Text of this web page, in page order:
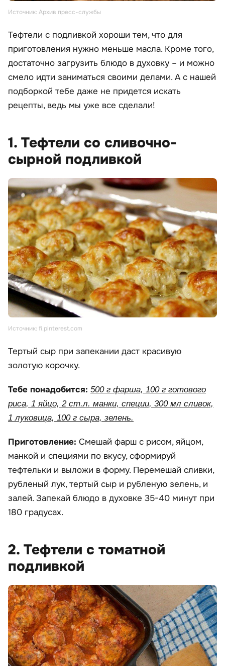
Источник: Архив пресс-службы
Тефтели с подливкой хороши тем, что для
приготовления нужно меньше масла. Кроме того,
достаточно загрузить блюдо в духовку – и можно
смело идти заниматься своими делами. А с нашей
подборкой тебе даже не придется искать
рецепты, ведь мы уже все сделали!
1. Тефтели со сливочно-
сырной подливкой
Источник: fi.pinterest.com
Тертый сыр при запекании даст красивую
золотую корочку.
Тебе понадобится: 500 г фарша, 100 г готового
риса, 1 яйцо, 2 ст.л. манки, специи, 300 мл сливок,
1 луковица, 100 г сыра, зелень.
Приготовление: Смешай фарш с рисом, яйцом,
манкой и специями по вкусу, сформируй
тефтельки и выложи в форму. Перемешай сливки,
рубленый лук, тертый сыр и рубленую зелень, и
залей. Запекай блюдо в духовке 35-40 минут при
180 градусах.
2. Тефтели с томатной
подливкой